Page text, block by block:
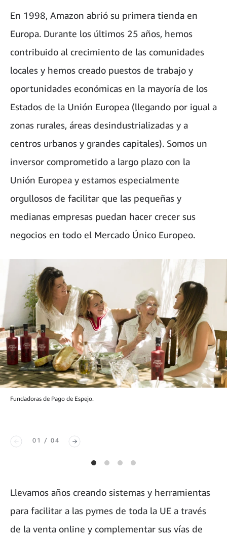
En 1998, Amazon abrió su primera tienda en
Europa. Durante los últimos 25 años, hemos
contribuido al crecimiento de las comunidades
locales y hemos creado puestos de trabajo y
oportunidades económicas en la mayoría de los
Estados de la Unión Europea (llegando por igual a
zonas rurales, áreas desindustrializadas y a
centros urbanos y grandes capitales). Somos un
inversor comprometido a largo plazo con la
Unión Europea y estamos especialmente
orgullosos de facilitar que las pequeñas y
medianas empresas puedan hacer crecer sus
negocios en todo el Mercado Único Europeo.
Fundadoras de Pago de Espejo.
01 / 04
Llevamos años creando sistemas y herramientas
para facilitar a las pymes de toda la UE a través
de la venta online y complementar sus vías de